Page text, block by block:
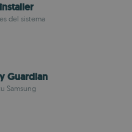
del sistema
Guardian
Samsung